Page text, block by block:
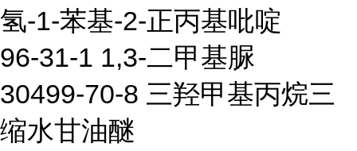
氢-1-苯基-2-正丙基吡啶
96-31-1 1,3-二甲基脲
30499-70-8 三羟甲基丙烷三
缩水甘油醚